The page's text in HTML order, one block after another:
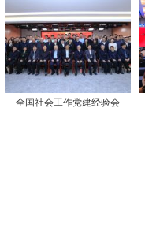
全国社会工作党建经验会